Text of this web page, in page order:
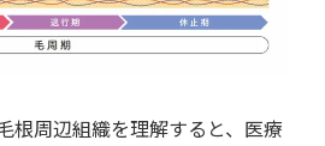
根周辺組織を理解すると、医療